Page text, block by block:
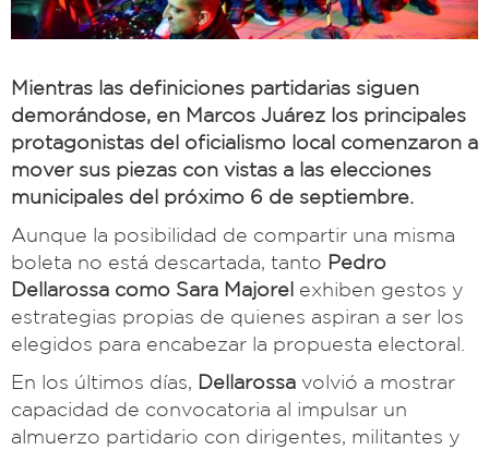
Mientras las definiciones partidarias siguen
demorándose, en Marcos Juárez los principales
protagonistas del oficialismo local comenzaron a
mover sus piezas con vistas a las elecciones
municipales del próximo 6 de septiembre.
Aunque la posibilidad de compartir una misma
boleta no está descartada, tanto Pedro
Dellarossa como Sara Majorel exhiben gestos y
estrategias propias de quienes aspiran a ser los
elegidos para encabezar la propuesta electoral.
En los últimos días, Dellarossa volvió a mostrar
capacidad de convocatoria al impulsar un
almuerzo partidario con dirigentes, militantes y